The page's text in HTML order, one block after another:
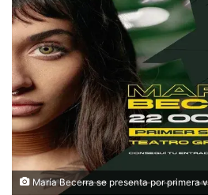
María Becerra se presenta por primera